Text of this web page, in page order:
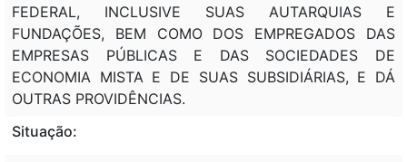
FEDERAL, INCLUSIVE SUAS AUTARQUIAS E
FUNDAÇÕES, BEM COMO DOS EMPREGADOS DAS
EMPRESAS PÚBLICAS E DAS SOCIEDADES DE
ECONOMIA MISTA E DE SUAS SUBSIDIÁRIAS, E DÁ
OUTRAS PROVIDÊNCIAS.
Situação: